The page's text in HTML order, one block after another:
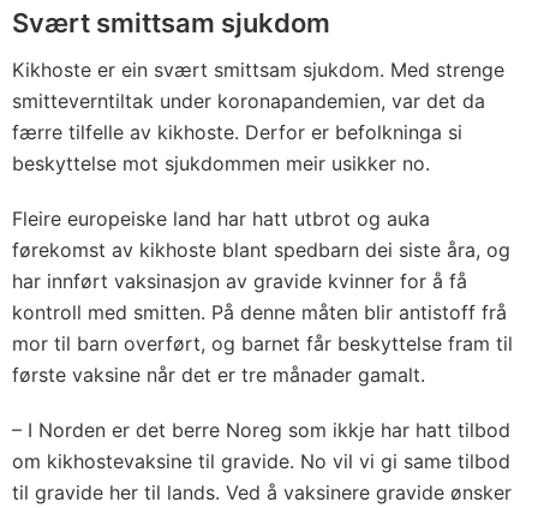
Svært smittsam sjukdom
Kikhoste er ein svært smittsam sjukdom. Med strenge
smitteverntiltak under koronapandemien, var det da
færre tilfelle av kikhoste. Derfor er befolkninga si
beskyttelse mot sjukdommen meir usikker no.
Fleire europeiske land har hatt utbrot og auka
førekomst av kikhoste blant spedbarn dei siste åra, og
har innført vaksinasjon av gravide kvinner for å få
kontroll med smitten. På denne måten blir antistoff frå
mor til barn overført, og barnet får beskyttelse fram til
første vaksine når det er tre månader gamalt.
– I Norden er det berre Noreg som ikkje har hatt tilbod
om kikhostevaksine til gravide. No vil vi gi same tilbod
til gravide her til lands. Ved å vaksinere gravide ønsker